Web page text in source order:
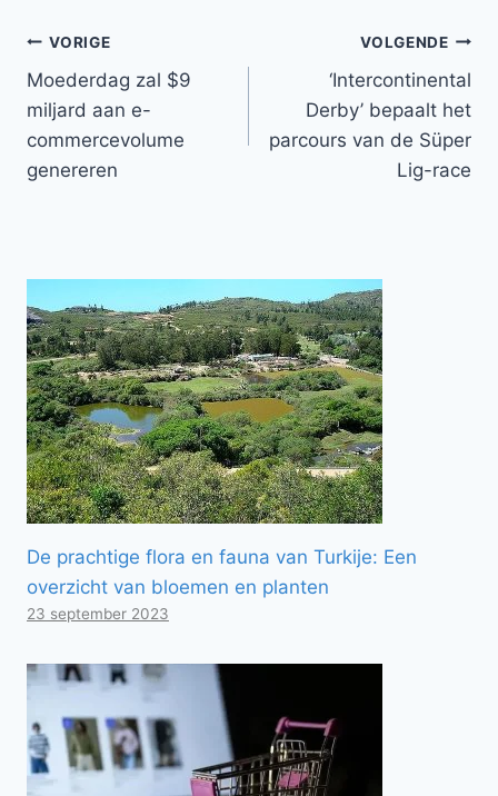
Bericht
navigatie
VORIGE
Moederdag zal $9
miljard aan e-
commercevolume
genereren
VOLGENDE
‘Intercontinental
Derby’ bepaalt het
parcours van de Süper
Lig-race
De prachtige flora en fauna van Turkije: Een
overzicht van bloemen en planten
23 september 2023